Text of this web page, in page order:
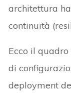
architettura
continuità
Ecco il
di
deployment